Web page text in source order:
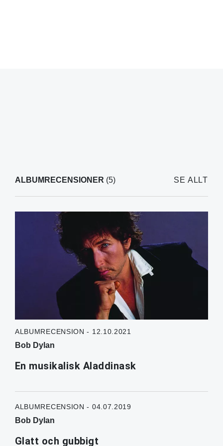
ALBUMRECENSIONER (5) SE ALLT
ALBUMRECENSION - 12.10.2021
Bob Dylan
En musikalisk Aladdinask
ALBUMRECENSION - 04.07.2019
Bob Dylan
Glatt och gubbigt